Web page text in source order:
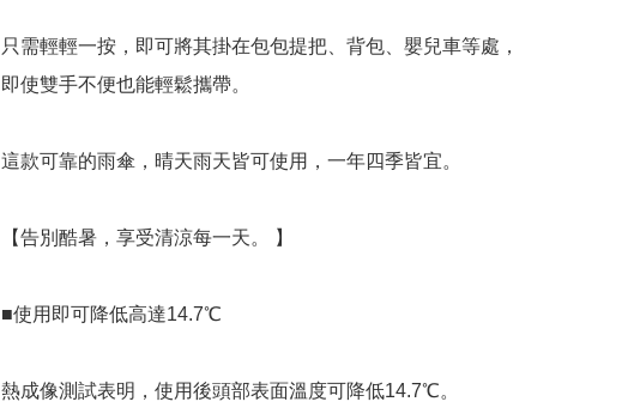
只需輕輕一按，即可將其掛在包包提把、背包、嬰兒車等處，
即使雙手不便也能輕鬆攜帶。
這款可靠的雨傘，晴天雨天皆可使用，一年四季皆宜。
【告別酷暑，享受清涼每一天。 】
■使用即可降低高達14.7℃
熱成像測試表明，使用後頭部表面溫度可降低14.7℃。